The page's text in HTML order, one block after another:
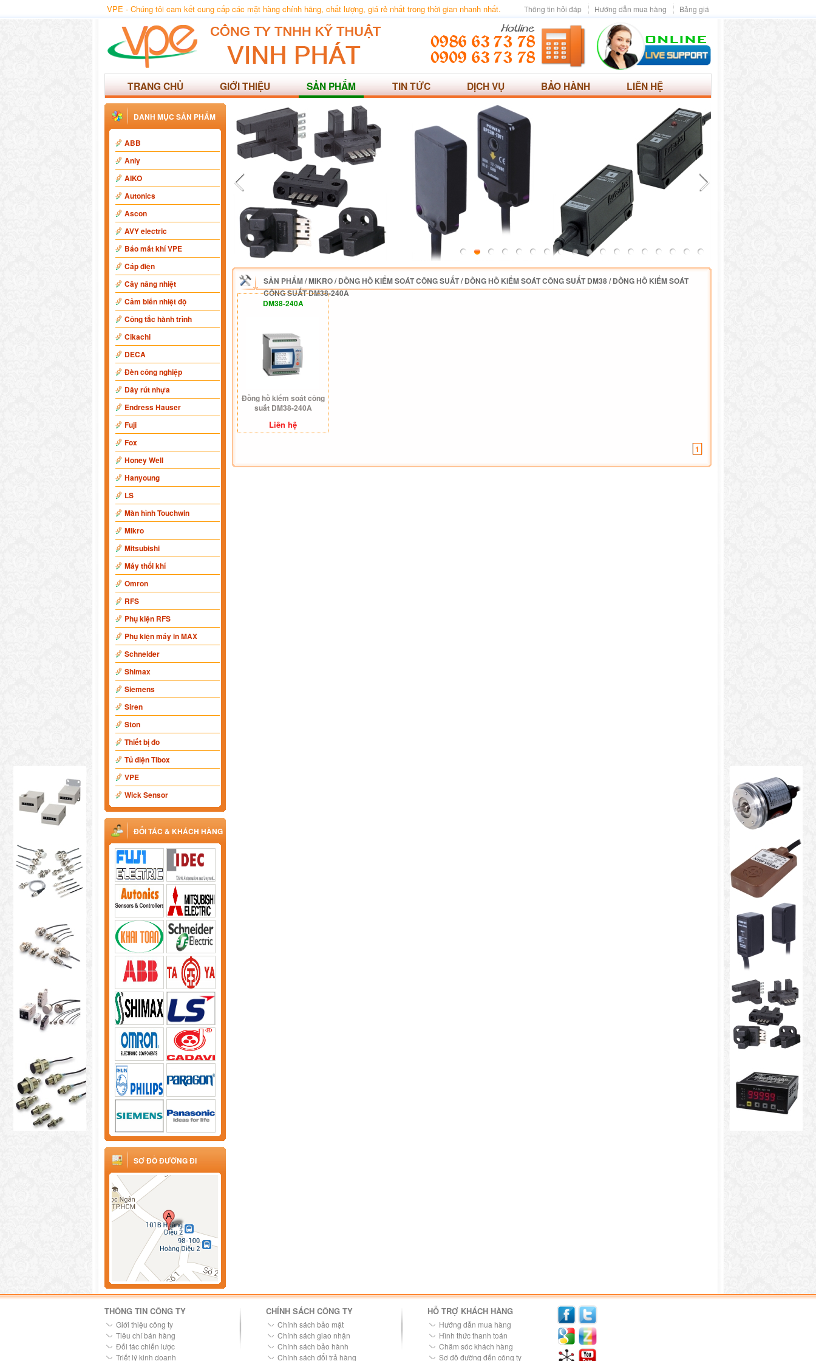
VPE - Chúng tôi cam kết cung cấp các mặt hàng chính hãng, chất lượng, giá rẻ nhất trong thời gian nhanh nhất. Bảng giá
Hướng dẫn mua hàng
Thông tin hỏi đáp
TRANG CHỦ GIỚI THIỆU SẢN PHẨM TIN TỨC DỊCH VỤ BẢO HÀNH LIÊN HỆ
DANH MỤC SẢN PHẨM
ABB
Anly
AIKO
Autonics
Ascon
AVY electric
Báo mất khí VPE
Cáp điện
Cây nâng nhiệt
Cảm biến nhiệt độ
Công tắc hành trình
Cikachi
DECA
Đèn công nghiệp
Dây rút nhựa
Endress Hauser
Fuji
Fox
Honey Well
Hanyoung
LS
Màn hình Touchwin
Mikro
Mitsubishi
Máy thổi khí
Omron
RFS
Phụ kiện RFS
Phụ kiện máy in MAX
Schneider
Shimax
Siemens
Siren
Ston
Thiết bị đo
Tủ điện Tibox
VPE
Wick Sensor
ĐỐI TÁC & KHÁCH HÀNG
SƠ ĐỒ ĐƯỜNG ĐI
SẢN PHẨM/MIKRO/ĐỒNG HỒ KIỂM SOÁT CÔNG SUẤT/ĐỒNG HỒ KIỂM SOÁT CÔNG SUẤT DM38/ĐỒNG HỒ KIỂM SOÁT
CÔNG SUẤT DM38-240A
DM38-240A
Đồng hồ kiểm soát công
suất DM38-240A
Liên hệ
1
THÔNG TIN CÔNG TY
Giới thiệu công ty
Tiêu chí bán hàng
Đối tác chiến lược
Triết lý kinh doanh
CHÍNH SÁCH CÔNG TY
Chính sách bảo mật
Chính sách giao nhận
Chính sách bảo hành
Chính sách đổi trả hàng
HỖ TRỢ KHÁCH HÀNG
Hướng dẫn mua hàng
Hình thức thanh toán
Chăm sóc khách hàng
Sơ đồ đường đến công ty